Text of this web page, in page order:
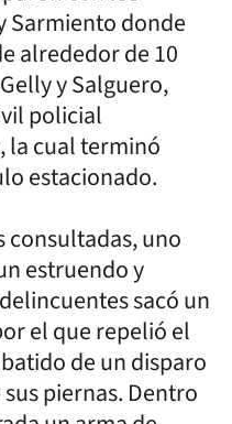
Sarmiento donde
alrededor de 10
y Salguero,
policial
la cual terminó
estacionado.
consultadas, uno
estruendo y
sacó un
el que repelió el
de un disparo
piernas. Dentro